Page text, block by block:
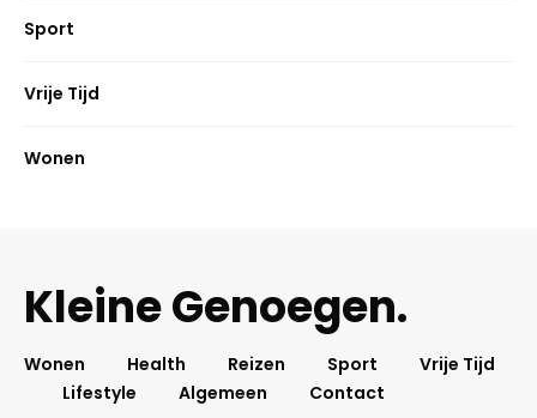
Sport
Vrije Tijd
Wonen
Kleine Genoegen.
Wonen Health Reizen Sport
Vrije Tijd
Lifestyle
Algemeen Contact